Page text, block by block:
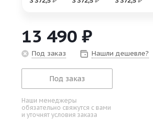
недели
8 800 302-02-51
plait.ru
13 490 ₽
Под заказ Нашли дешевле?
Под заказ
Наши менеджеры
обязательно свяжутся с вами
и уточнят условия заказа